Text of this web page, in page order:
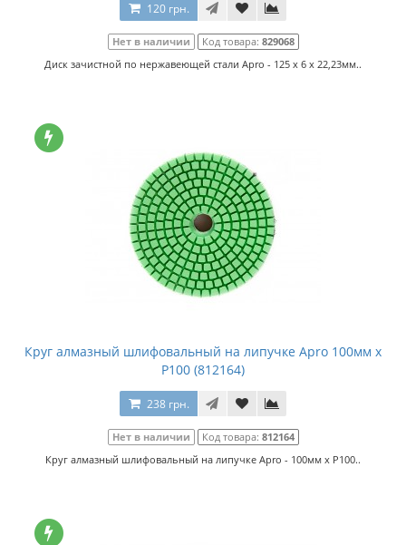
120 грн.
Нет в наличии Код товара: 829068
Диск зачистной по нержавеющей стали Apro - 125 х 6 х 22,23мм..
Круг алмазный шлифовальный на липучке Apro 100мм x
P100 (812164)
238 грн.
Нет в наличии Код товара: 812164
Круг алмазный шлифовальный на липучке Apro - 100мм x P100..